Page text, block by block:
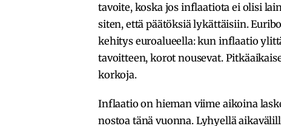
tavoite, koska jos inflaatiota ei olisi
siten, että päätöksiä lykättäisiin.
kehitys euroalueella: kun inflaatio
tavoitteen, korot nousevat.
korkoja.
Inflaatio on hieman viime aikoina
nostoa tänä vuonna. Lyhyellä